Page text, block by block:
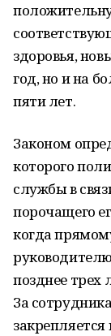
здоровья,
год, но и на
пяти лет.
Законом
которого
службы в
порочащего
когда
позднее трех
За